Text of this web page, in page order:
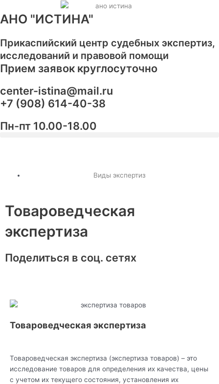
к
содержимому
АНО "ИСТИНА"
Прикаспийский центр судебных экспертиз,
исследований и правовой помощи
Прием заявок круглосуточно
center-istina@mail.ru
+7 (908) 614-40-38
Пн-пт 10.00-18.00
Виды экспертиз
Товароведческая
экспертиза
Поделиться в соц. сетях
Товароведческая экспертиза
Товароведческая экспертиза (экспертиза товаров) – это
исследование товаров для определения их качества, цены
с учетом их текущего состояния, установления их